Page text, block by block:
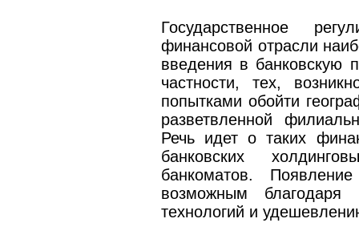
Государственное
финансовой отрасли
введения в банковскую
частности, тех,
попытками обойти
разветвленной
Речь идет о таких
банковских
банкоматов.
возможным благодаря
технологий и